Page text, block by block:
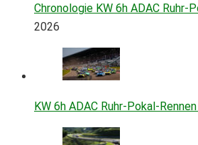
Chronologie KW 6h ADAC Ruhr-
2026
KW 6h ADAC Ruhr-Pokal-